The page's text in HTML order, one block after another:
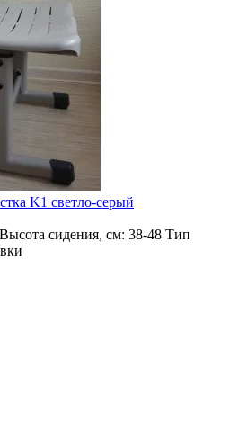
K1 светло-серый
Высота сидения, см: 38-48 Тип